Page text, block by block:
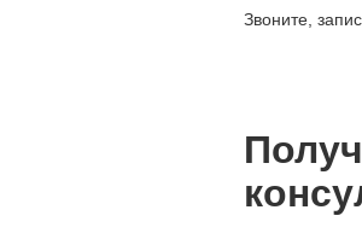
Звоните,